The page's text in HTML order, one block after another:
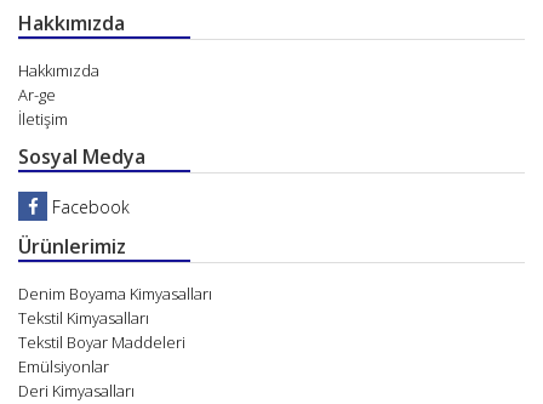
Hakkımızda
Hakkımızda
Ar-ge
İletişim
Sosyal Medya
Facebook
Ürünlerimiz
Denim Boyama Kimyasalları
Tekstil Kimyasalları
Tekstil Boyar Maddeleri
Emülsiyonlar
Deri Kimyasalları